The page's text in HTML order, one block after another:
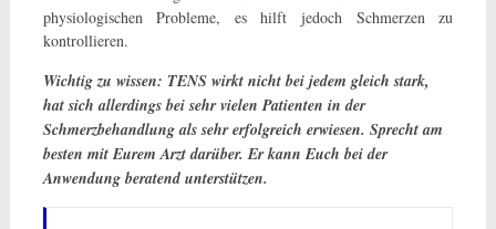
physiologischen Probleme, es hilft jedoch Schmerzen zu
kontrollieren.
Wichtig zu wissen: TENS wirkt nicht bei jedem gleich stark,
hat sich allerdings bei sehr vielen Patienten in der
Schmerzbehandlung als sehr erfolgreich erwiesen. Sprecht am
besten mit Eurem Arzt darüber. Er kann Euch bei der
Anwendung beratend unterstützen.